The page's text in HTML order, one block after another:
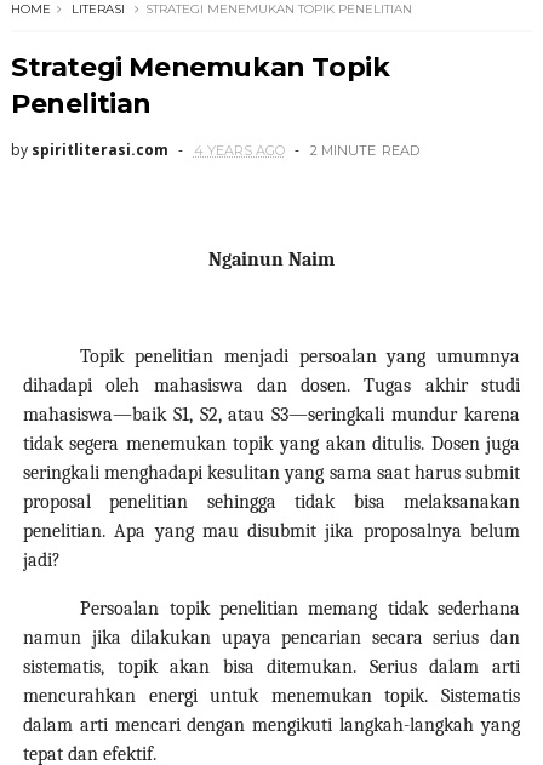
HOME LITERASI STRATEGI MENEMUKAN TOPIK PENELITIAN
Strategi Menemukan Topik
Penelitian
by spiritliterasi.com 4 YEARS AGO 2 MINUTE READ
Ngainun Naim
Topik penelitian menjadi persoalan yang umumnya
dihadapi oleh mahasiswa dan dosen. Tugas akhir studi
mahasiswa—baik S1, S2, atau S3—seringkali mundur karena
tidak segera menemukan topik yang akan ditulis. Dosen juga
seringkali menghadapi kesulitan yang sama saat harus submit
proposal penelitian sehingga tidak bisa melaksanakan
penelitian. Apa yang mau disubmit jika proposalnya belum
jadi?
Persoalan topik penelitian memang tidak sederhana
namun jika dilakukan upaya pencarian secara serius dan
sistematis, topik akan bisa ditemukan. Serius dalam arti
mencurahkan energi untuk menemukan topik. Sistematis
dalam arti mencari dengan mengikuti langkah-langkah yang
tepat dan efektif.